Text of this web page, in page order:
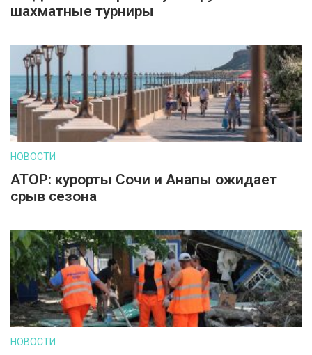
шахматные турниры
НОВОСТИ
АТОР: курорты Сочи и Анапы ожидает
срыв сезона
НОВОСТИ